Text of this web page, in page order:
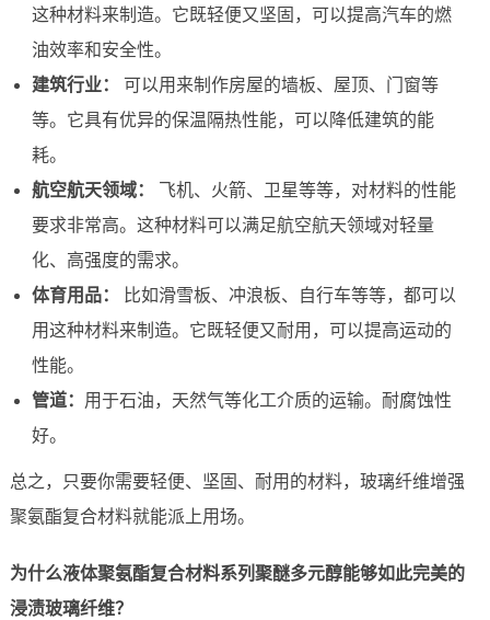
这种材料来制造。它既轻便又坚固，可以提高汽车的燃
油效率和安全性。
建筑行业：
可以用来制作房屋的墙板、屋顶、门窗等
等。它具有优异的保温隔热性能，可以降低建筑的能
耗。
航空航天领域：
飞机、火箭、卫星等等，对材料的性能
要求非常高。这种材料可以满足航空航天领域对轻量
化、高强度的需求。
体育用品：
比如滑雪板、冲浪板、自行车等等，都可以
用这种材料来制造。它既轻便又耐用，可以提高运动的
性能。
管道： 用于石油，天然气等化工介质的运输。耐腐蚀性
好。
总之，只要你需要轻便、坚固、耐用的材料，玻璃纤维增强
聚氨酯复合材料就能派上用场。
为什么液体聚氨酯复合材料系列聚醚多元醇能够如此完美的
浸渍玻璃纤维？